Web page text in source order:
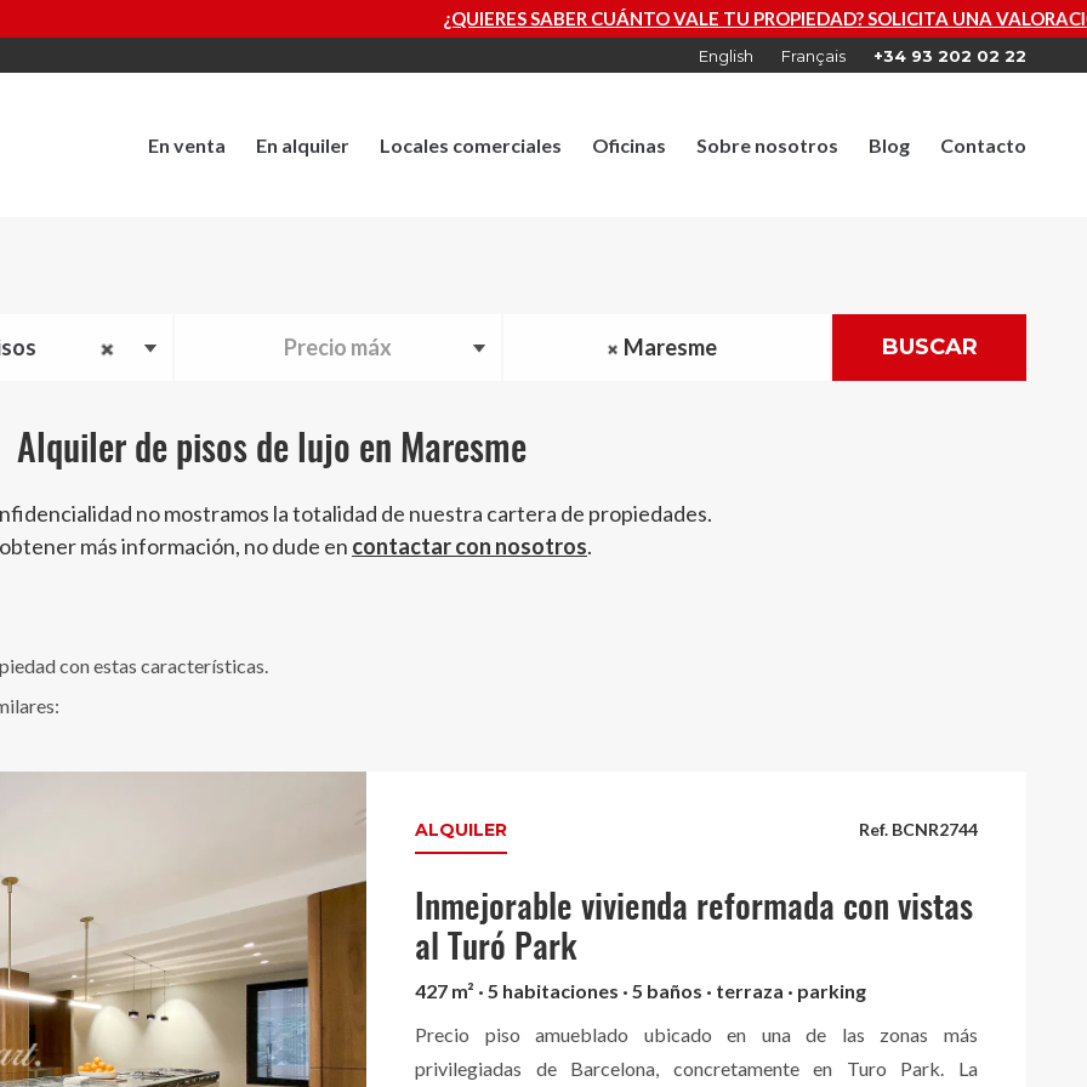
¿QUIERES SABER CUÁNTO VALE TU PROPIEDAD? SOLICITA UNA VALORACIÓN GRATUITA AHORA
English Français +34 93 202 02 22
En venta En alquiler Locales comerciales Oficinas Sobre nosotros Blog Contacto
Precio máx Maresme BUSCAR
Alquiler de pisos de lujo en Maresme
no mostramos la totalidad de nuestra cartera de propiedades.
más información, no dude en contactar con nosotros.
con estas características.
Ref. BCNR2744
ALQUILER
Inmejorable vivienda reformada con vistas
al Turó Park
427 m² · 5 habitaciones · 5 baños · terraza · parking
Precio piso amueblado ubicado en una de las zonas más
privilegiadas de Barcelona, concretamente en Turo Park. La